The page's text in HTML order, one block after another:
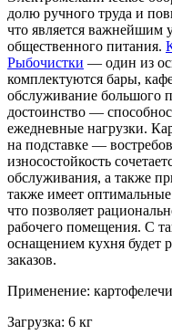
долю ручного труда и
что является важнейшим
общественного питания.
Рыбочистки — один из
комплектуются бары,
обслуживание большого
достоинство —
ежедневные нагрузки.
на подставке —
износостойкость
обслуживания, а также
также имеет
что позволяет
рабочего помещения. С
оснащением кухня будет
заказов.
Применение:
Загрузка: 6 кг